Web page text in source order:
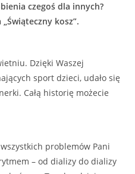
czegoś dla innych?
kosz”.
Dzięki Waszej
sport dzieci, udało się
Całą historię możecie
problemów Pani
– od dializy do dializy